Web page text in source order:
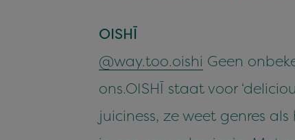
OISHĪ
@way.too.oishi Geen
ons.OISHĪ staat voor
juiciness, ze weet genres